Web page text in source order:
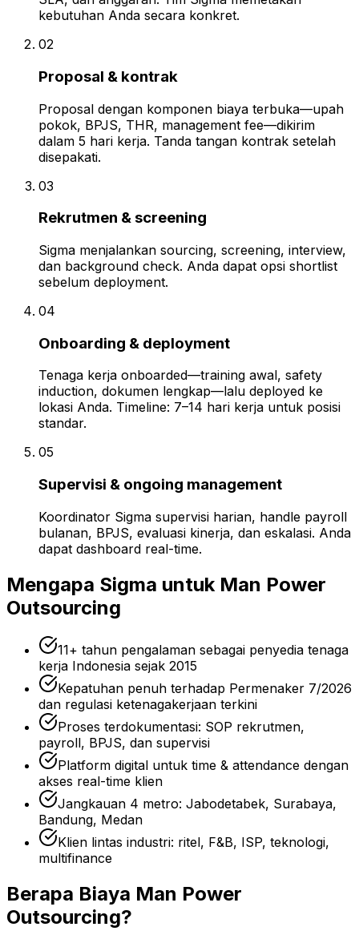
kebutuhan Anda secara konkret.
02
Proposal & kontrak
Proposal dengan komponen biaya terbuka—upah
pokok, BPJS, THR, management fee—dikirim
dalam 5 hari kerja. Tanda tangan kontrak setelah
disepakati.
03
Rekrutmen & screening
Sigma menjalankan sourcing, screening, interview,
dan background check. Anda dapat opsi shortlist
sebelum deployment.
04
Onboarding & deployment
Tenaga kerja onboarded—training awal, safety
induction, dokumen lengkap—lalu deployed ke
lokasi Anda. Timeline: 7–14 hari kerja untuk posisi
standar.
05
Supervisi & ongoing management
Koordinator Sigma supervisi harian, handle payroll
bulanan, BPJS, evaluasi kinerja, dan eskalasi. Anda
dapat dashboard real-time.
Mengapa Sigma untuk Man Power
Outsourcing
11+ tahun pengalaman sebagai penyedia tenaga
kerja Indonesia sejak 2015
Kepatuhan penuh terhadap Permenaker 7/2026
dan regulasi ketenagakerjaan terkini
Proses terdokumentasi: SOP rekrutmen,
payroll, BPJS, dan supervisi
Platform digital untuk time & attendance dengan
akses real-time klien
Jangkauan 4 metro: Jabodetabek, Surabaya,
Bandung, Medan
Klien lintas industri: ritel, F&B, ISP, teknologi,
multifinance
Berapa Biaya Man Power
Outsourcing?